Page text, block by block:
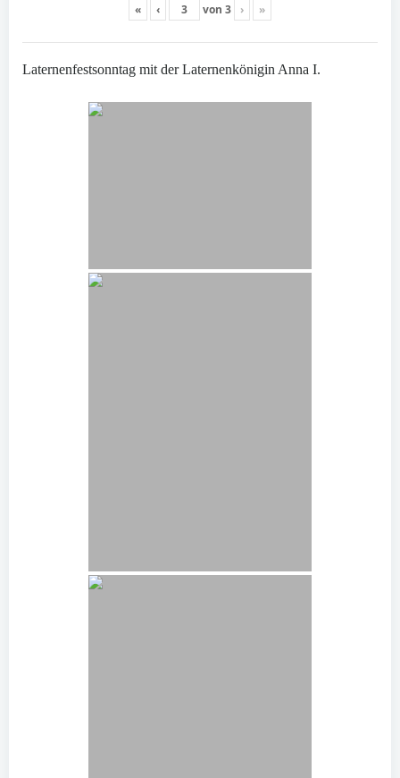
« ‹ von 3 › »
Laternenfestsonntag mit der Laternenkönigin Anna I.